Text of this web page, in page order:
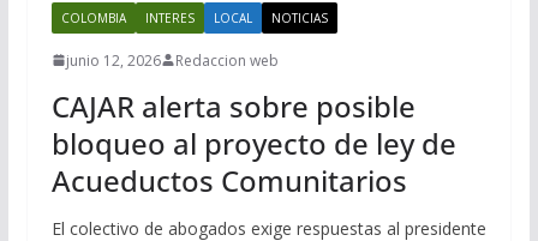
COLOMBIA INTERES LOCAL NOTICIAS
junio 12, 2026 Redaccion web
CAJAR alerta sobre posible
bloqueo al proyecto de ley de
Acueductos Comunitarios
El colectivo de abogados exige respuestas al presidente